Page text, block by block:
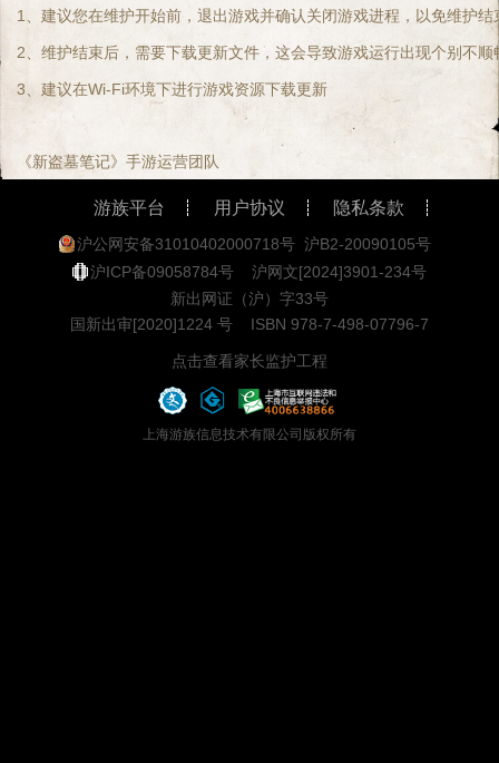
1、建议您在维护开始前，退出游戏并确认关闭游戏进程，以免维护
2、维护结束后，需要下载更新文件，这会导致游戏运行出现个别不顺
3、建议在Wi-Fi环境下进行游戏资源下载更新
《新盗墓笔记》手游运营团队
游族平台 用户协议 隐私条款
沪公网安备31010402000718号 沪B2-20090105号
沪ICP备09058784号
沪网文[2024]3901-234号
新出网证（沪）字33号
国新出审[2020]1224 号
ISBN 978-7-498-07796-7
点击查看家长监护工程
上海游族信息技术有限公司版权所有